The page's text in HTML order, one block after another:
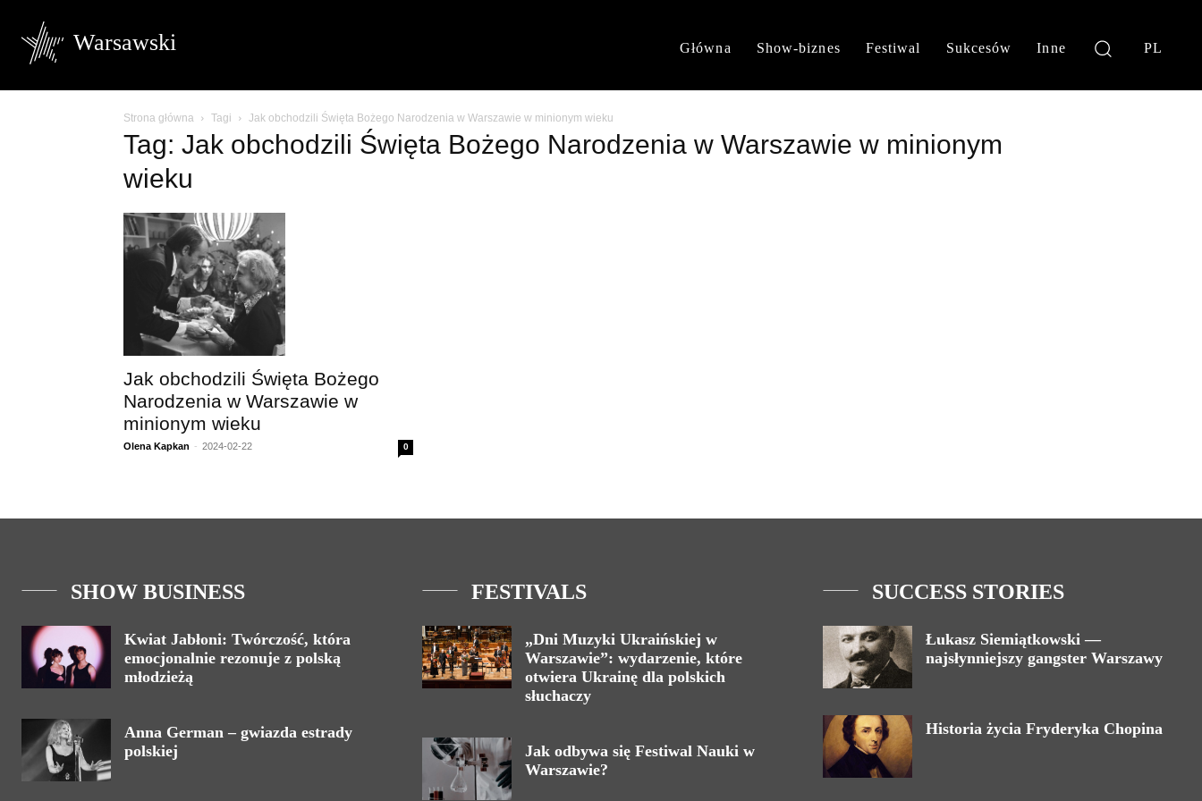
Warsawski Główna Show-biznes Festiwal Sukcesów Inne PL
Strona główna Tagi Jak obchodzili Święta Bożego Narodzenia w Warszawie w minionym wieku
Tag: Jak obchodzili Święta Bożego Narodzenia w Warszawie w minionym
wieku
Jak obchodzili Święta Bożego
Narodzenia w Warszawie w
minionym wieku
Olena Kapkan - 2024-02-22 0
SHOW BUSINESS
Kwiat Jabłoni: Twórczość, która
emocjonalnie rezonuje z polską
młodzieżą
Anna German – gwiazda estrady
polskiej
FESTIVALS
„Dni Muzyki Ukraińskiej w
Warszawie”: wydarzenie, które
otwiera Ukrainę dla polskich
słuchaczy
Jak odbywa się Festiwal Nauki w
Warszawie?
SUCCESS STORIES
Łukasz Siemiątkowski —
najsłynniejszy gangster Warszawy
Historia życia Fryderyka Chopina